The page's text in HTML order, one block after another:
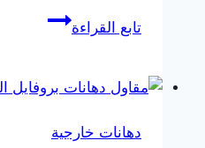
تابع القراءة
افضل
بالطائف
0565725648دهانات خارجية